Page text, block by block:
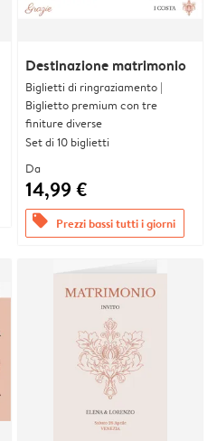
Destinazione matrimonio
Biglietti di ringraziamento |
Biglietto premium con tre
finiture diverse
Set di 10 biglietti
Da
14,99 €
offers Prezzi bassi tutti i giorni